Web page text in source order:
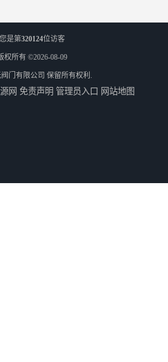
您是第320124位访客
权所有 ©2026-08-09
门有限公司 保留所有权利.
网 免责声明 管理员入口 网站地图